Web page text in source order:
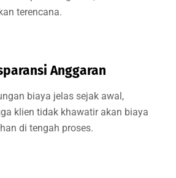
terencana.
Anggaran
biaya jelas sejak awal,
klien tidak khawatir akan biaya
di tengah proses.